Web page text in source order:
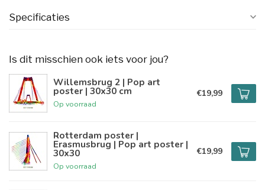
Specificaties
Is dit misschien ook iets voor jou?
Willemsbrug 2 | Pop art
poster | 30x30 cm
Op voorraad
€19,99
Rotterdam poster |
Erasmusbrug | Pop art poster |
30x30
Op voorraad
€19,99